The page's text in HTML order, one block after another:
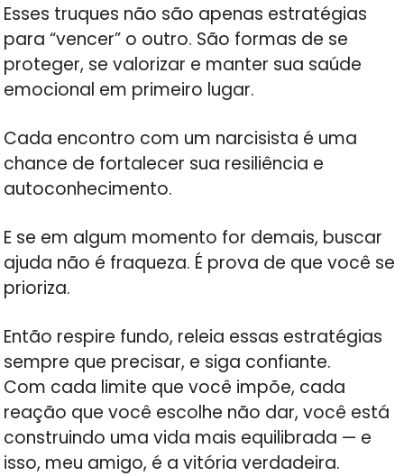
Esses truques não são apenas estratégias
para “vencer” o outro. São formas de se
proteger, se valorizar e manter sua saúde
emocional em primeiro lugar.
Cada encontro com um narcisista é uma
chance de fortalecer sua resiliência e
autoconhecimento.
E se em algum momento for demais, buscar
ajuda não é fraqueza. É prova de que você se
prioriza.
Então respire fundo, releia essas estratégias
sempre que precisar, e siga confiante.
Com cada limite que você impõe, cada
reação que você escolhe não dar, você está
construindo uma vida mais equilibrada — e
isso, meu amigo, é a vitória verdadeira.